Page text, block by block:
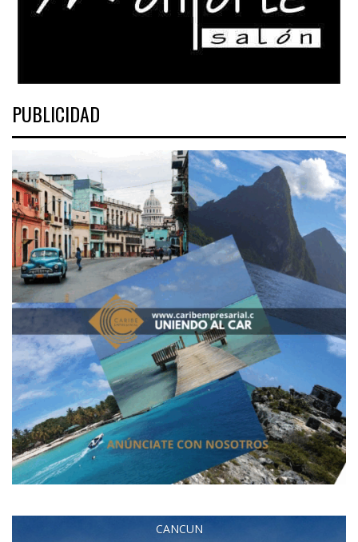
PUBLICIDAD
CANCUN